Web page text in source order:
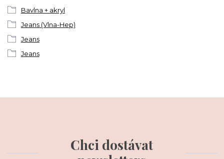
Bavlna + akryl
Jeans (Vlna-Hep)
Jeans
Jeans
Chci dostávat